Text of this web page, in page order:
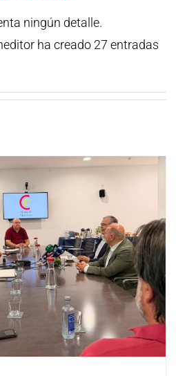
ningún detalle.
ha creado 27 entradas